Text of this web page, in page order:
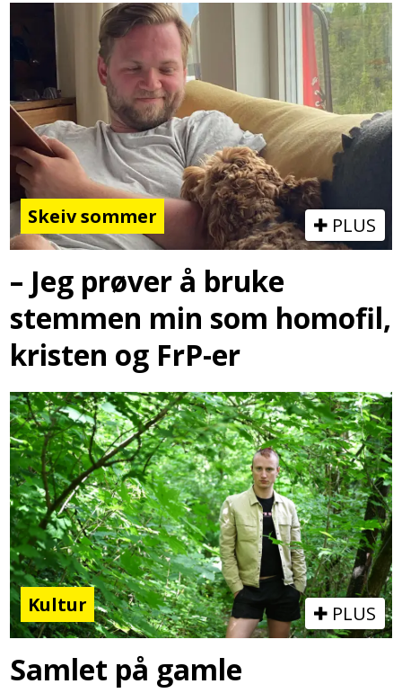
Skeiv sommer PLUS
– Jeg prøver å bruke
stemmen min som homofil,
kristen og FrP-er
Kultur PLUS
Samlet på gamle